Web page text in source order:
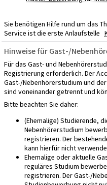
Sie benötigen Hilfe rund um das
Service ist die erste Anlaufstelle
Hinweise für Gast-/
Für das Gast- und
Registrierung erforderlich. Der
Gast-/Nebenhörerstudium und
sind voneinander getrennt und
Bitte beachten Sie daher:
(Ehemalige) Studierende,
Nebenhörerstudium
registrieren. Der
kann hierfür nicht
Ehemalige oder aktuelle
reguläres Studium
registrieren. Der Gast-/